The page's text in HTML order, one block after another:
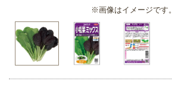
※画像はイメージです。